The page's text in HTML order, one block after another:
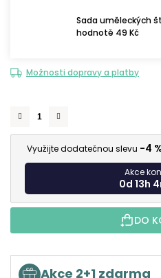
Sada uměleckých
hodnotě 49 Kč
Možnosti dopravy a platby
Využijte dodatečnou slevu -4
Akce
0d 13h
DO
Akce 2+1 zdarma